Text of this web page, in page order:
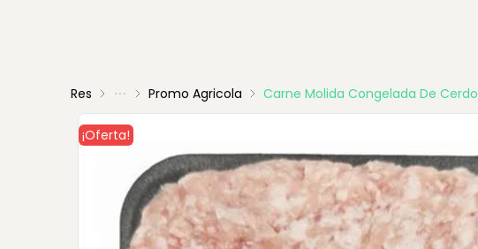
Res Promo Agricola Carne Molida Congelada De Cerdo
¡Oferta!